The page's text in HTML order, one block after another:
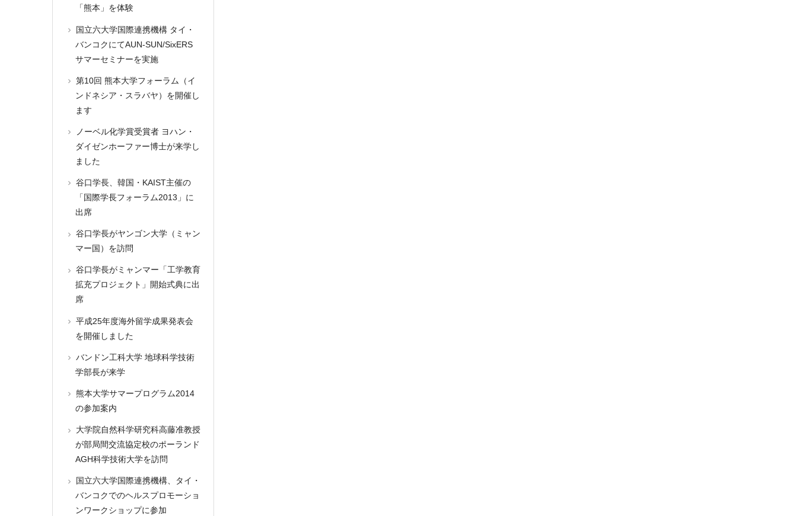
「熊本」を体験
国立六大学国際連携機構 タイ・
バンコクにてAUN-SUN/SixERS
サマーセミナーを実施
第10回 熊本大学フォーラム（イ
ンドネシア・スラバヤ）を開催し
ます
ノーベル化学賞受賞者 ヨハン・
ダイゼンホーファー博士が来学し
ました
谷口学長、韓国・KAIST主催の
「国際学長フォーラム2013」に
出席
谷口学長がヤンゴン大学（ミャン
マー国）を訪問
谷口学長がミャンマー「工学教育
拡充プロジェクト」開始式典に出
席
平成25年度海外留学成果発表会
を開催しました
バンドン工科大学 地球科学技術
学部長が来学
熊本大学サマープログラム2014
の参加案内
大学院自然科学研究科高藤准教授
が部局間交流協定校のポーランド
AGH科学技術大学を訪問
国立六大学国際連携機構、タイ・
バンコクでのヘルスプロモーショ
ンワークショップに参加